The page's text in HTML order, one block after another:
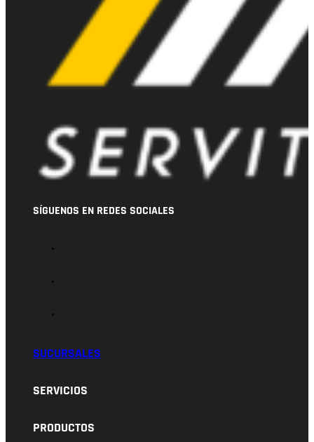
SÍGUENOS EN REDES SOCIALES
SUCURSALES
SERVICIOS
PRODUCTOS